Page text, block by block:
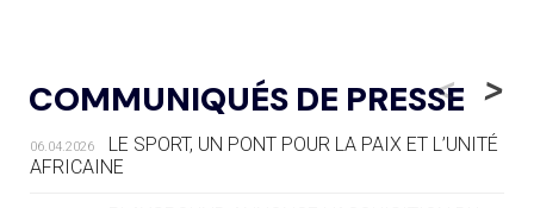
LE RÊVE DE VOIR LA LUGE ALPINE
AUX JO « N'EST PAS FINI »
05.08 — TIR À L'ARC
DES MONDIAUX À BRISBANE SUR LA
COMMUNIQUÉS DE PRESSE
<
06.04.2026
LE SPORT, UN PONT POUR LA PAIX ET L’UNITÉ
AFRICAINE
>